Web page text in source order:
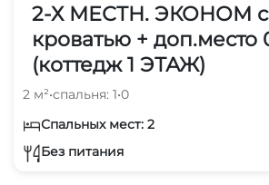
2-Х МЕСТН. ЭКОНОМ с
кроватью + доп.место
(коттедж 1 ЭТАЖ)
2 м²•спальня: 1•0
Спальных мест: 2
Без питания